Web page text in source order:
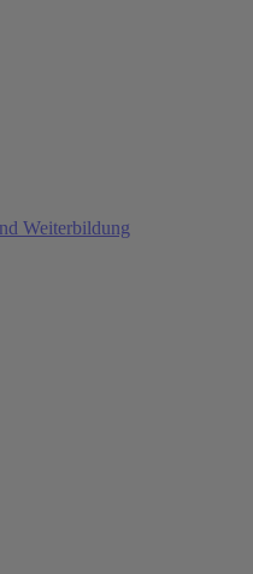
Weiterbildung